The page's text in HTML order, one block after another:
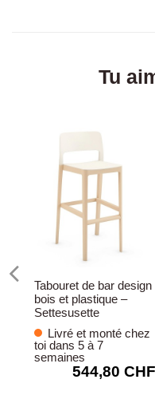
Tu
Tabouret de bar design
bois et plastique –
Settesusette
Livré et monté chez
toi dans 5 à 7
semaines
544,80 CHF